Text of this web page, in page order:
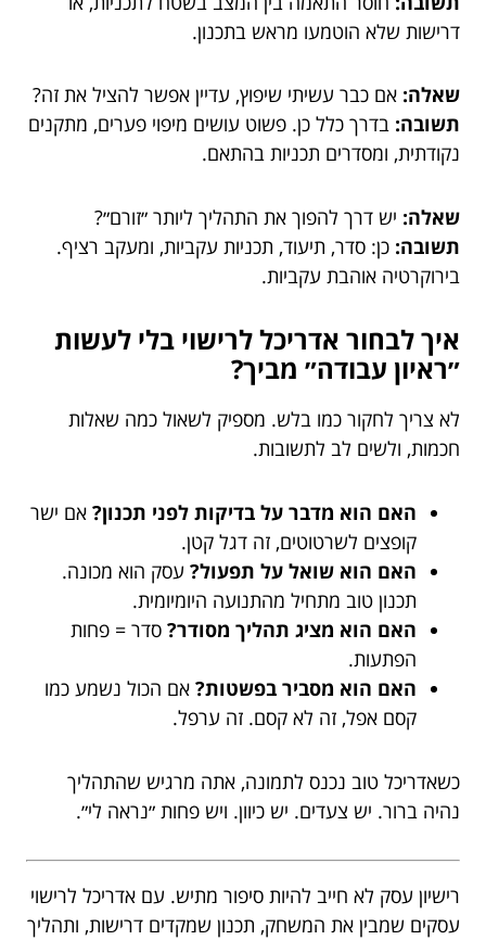
דרישות שלא הוטמעו מראש בתכנון.
שאלה: אם כבר עשיתי שיפוץ, עדיין אפשר להציל את זה?
תשובה: בדרך כלל כן. פשוט עושים מיפוי פערים, מתקנים
נקודתית, ומסדרים תכניות בהתאם.
שאלה: יש דרך להפוך את התהליך ליותר ״זורם״?
תשובה: כן: סדר, תיעוד, תכניות עקביות, ומעקב רציף.
בירוקרטיה אוהבת עקביות.
איך לבחור אדריכל לרישוי בלי לעשות
״ראיון עבודה״ מביך?
לא צריך לחקור כמו בלש. מספיק לשאול כמה שאלות
חכמות, ולשים לב לתשובות.
האם הוא מדבר על בדיקות לפני תכנון? אם ישר
קופצים לשרטוטים, זה דגל קטן.
האם הוא שואל על תפעול? עסק הוא מכונה.
תכנון טוב מתחיל מהתנועה היומיומית.
האם הוא מציג תהליך מסודר? סדר = פחות
הפתעות.
האם הוא מסביר בפשטות? אם הכול נשמע כמו
קסם אפל, זה לא קסם. זה ערפל.
כשאדריכל טוב נכנס לתמונה, אתה מרגיש שהתהליך
נהיה ברור. יש צעדים. יש כיוון. ויש פחות ״נראה לי״.
רישיון עסק לא חייב להיות סיפור מתיש. עם אדריכל לרישוי
עסקים שמבין את המשחק, תכנון שמקדים דרישות, ותהליך